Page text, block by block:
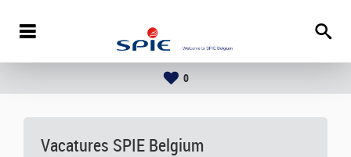
0
Vacatures SPIE Belgium